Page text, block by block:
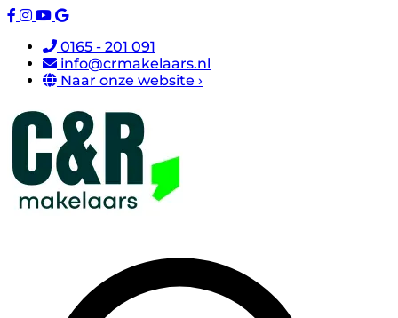
0165 - 201 091
info@crmakelaars.nl
Naar onze website ›